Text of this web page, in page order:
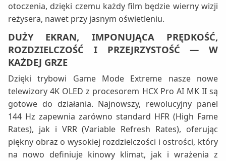
otoczenia, dzięki czemu każdy film będzie wierny wizji
reżysera, nawet przy jasnym oświetleniu.
DUŻY EKRAN, IMPONUJĄCA PRĘDKOŚĆ,
ROZDZIELCZOŚĆ I PRZEJRZYSTOŚĆ — W
KAŻDEJ GRZE
Dzięki trybowi Game Mode Extreme nasze nowe
telewizory 4K OLED z procesorem HCX Pro AI MK II są
gotowe do działania. Najnowszy, rewolucyjny panel
144 Hz zapewnia zarówno standard HFR (High Fame
Rates), jak i VRR (Variable Refresh Rates), oferując
piękny obraz o wysokiej rozdzielczości i ostrości, który
na nowo definiuje kinowy klimat, jak i wrażenia z